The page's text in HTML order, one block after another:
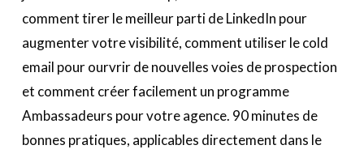
comment tirer le meilleur parti de LinkedIn pour
augmenter votre visibilité, comment utiliser le cold
email pour ourvrir de nouvelles voies de prospection
et comment créer facilement un programme
Ambassadeurs pour votre agence. 90 minutes de
bonnes pratiques, applicables directement dans le
Bedrijvenzoeker
Over FeWeb
Lid worden Account
Zoeken